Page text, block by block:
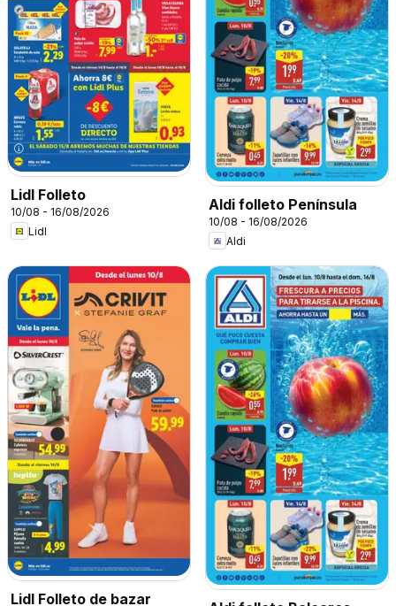
Lidl Folleto
10/08 - 16/08/2026
Lidl
Aldi folleto Península
10/08 - 16/08/2026
Aldi
Lidl Folleto de bazar